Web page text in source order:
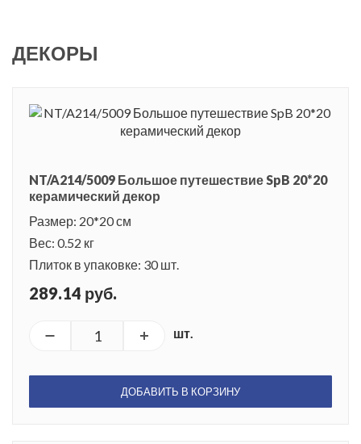
ДЕКОРЫ
NT/A214/5009 Большое путешествие SpB 20*20
керамический декор
Размер: 20*20 см
Вес: 0.52 кг
Плиток в упаковке: 30 шт.
289.14 руб.
шт.
ДОБАВИТЬ В КОРЗИНУ